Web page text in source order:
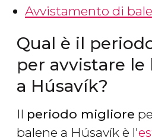
Avvistamento di
Qual è il
per avvistare le
a Húsavík?
Il periodo migliore
balene a Húsavík è l'